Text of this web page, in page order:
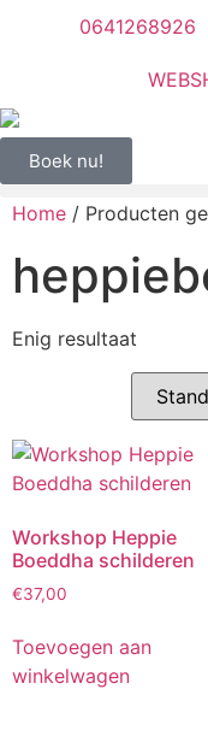
0641268926
Boek nu!
Home / Producten
Enig resultaat
Workshop Heppie
Boeddha schilderen
€37,00
Toevoegen aan
winkelwagen